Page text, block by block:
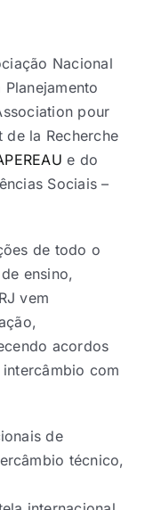
Nacional
pour
de la Recherche
e do
Sociais –
de todo o
ensino,
vem
acordos
com
de
técnico,